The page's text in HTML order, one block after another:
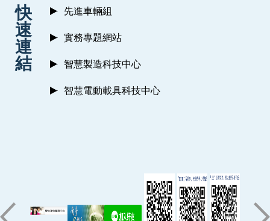
快
速
連
結
先進車輛組
實務專題網站
智慧製造科技中心
智慧電動載具科技中心